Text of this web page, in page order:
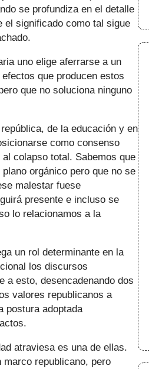
se profundiza en el detalle
el significado como tal sigue
uno elige aferrarse a un
que producen estos
que no soluciona ninguno
de la educación y en
como consenso
colapso total. Sabemos que
orgánico pero que no se
malestar fuese
presente e incluso se
lo relacionamos a la
un rol determinante en la
los discursos
a esto, desencadenando dos
valores republicanos a
postura adoptada
atraviesa es una de ellas.
republicano, pero